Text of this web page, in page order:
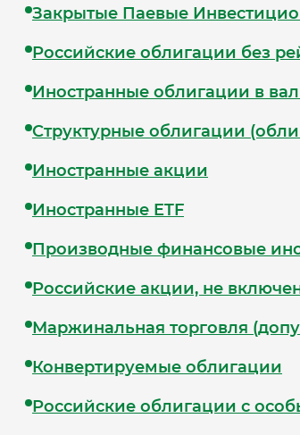
Закрытые Паевые
Российские облигации без
Иностранные облигации в
Структурные облигации
Иностранные акции
Иностранные ETF
Производные финансовые
Российские акции, не
Маржинальная торговля
Конвертируемые облигации
Российские облигации с